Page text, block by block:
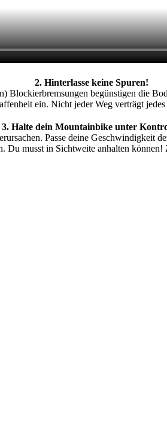
2. Hinterlasse keine Spuren!
begünstigen die
ein. Nicht jeder Weg verträgt
3. Halte dein Mountainbike unter
Passe deine Geschwindigkeit
Du musst in Sichtweite anhalten